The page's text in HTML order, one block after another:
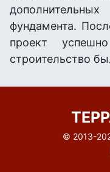
фундамента.
проект
строительство
© 2013-